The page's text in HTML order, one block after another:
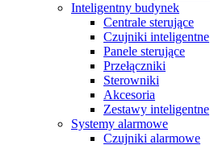
Inteligentny budynek
Centrale sterujące
Czujniki inteligentne
Panele sterujące
Przełączniki
Sterowniki
Akcesoria
Zestawy inteligentne
Systemy alarmowe
Czujniki alarmowe